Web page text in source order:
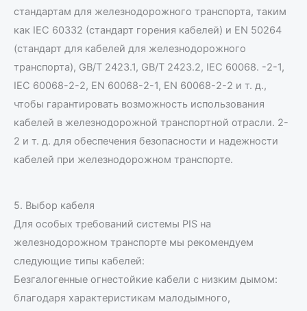
стандартам для железнодорожного транспорта, таким
как IEC 60332 (стандарт горения кабелей) и EN 50264
(стандарт для кабелей для железнодорожного
транспорта), GB/T 2423.1, GB/T 2423.2, IEC 60068. -2-1,
IEC 60068-2-2, EN 60068-2-1, EN 60068-2-2 и т. д.,
чтобы гарантировать возможность использования
кабелей в железнодорожной транспортной отрасли. 2-
2 и т. д. для обеспечения безопасности и надежности
кабелей при железнодорожном транспорте.
5. Выбор кабеля
Для особых требований системы PIS на
железнодорожном транспорте мы рекомендуем
следующие типы кабелей:
Безгалогенные огнестойкие кабели с низким дымом:
благодаря характеристикам малодымного,